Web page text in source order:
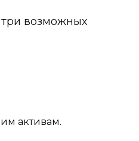
возможных
активам.